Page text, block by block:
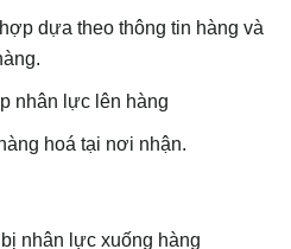
dựa theo thông tin hàng và
nhân lực lên hàng
hoá tại nơi nhận.
nhân lực xuống hàng